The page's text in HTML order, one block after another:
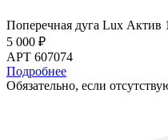
Поперечная дуга Lux Актив
5 000 ₽
АРТ 607074
Подробнее
Обязательно, если